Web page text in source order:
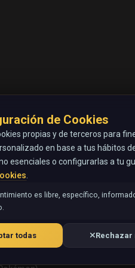
de Cookies
propias y de terceros para
en base a tus hábitos
esenciales o configurarlas a tu
es libre, específico,
todas Rechazar